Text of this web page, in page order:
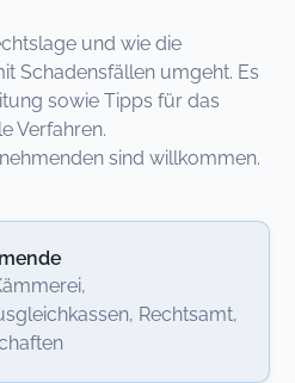
und wie die
Schadensfällen umgeht. Es
sowie Tipps für das
Verfahren.
sind willkommen.
Rechtsamt,